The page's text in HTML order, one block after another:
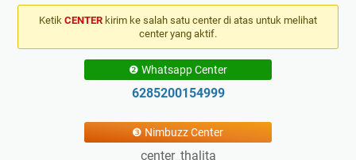
Ketik CENTER kirim ke salah satu center di atas untuk melihat
center yang aktif.
❷ Whatsapp Center
6285200154999
❸ Nimbuzz Center
center_thalita